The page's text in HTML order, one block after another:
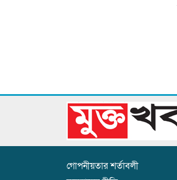
গোপনীয়তার শর্তাবলী